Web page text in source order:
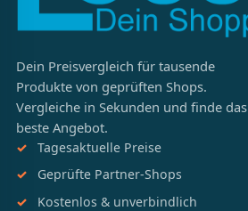
Dein Preisvergleich für tausende
Produkte von geprüften Shops.
Vergleiche in Sekunden und finde das
beste Angebot.
Tagesaktuelle Preise
Geprüfte Partner-Shops
Kostenlos & unverbindlich